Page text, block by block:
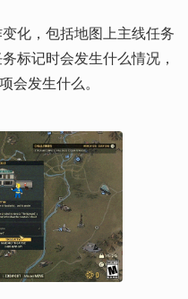
化，包括地图上主线任务
标记时会发生什么情况，
会发生什么。